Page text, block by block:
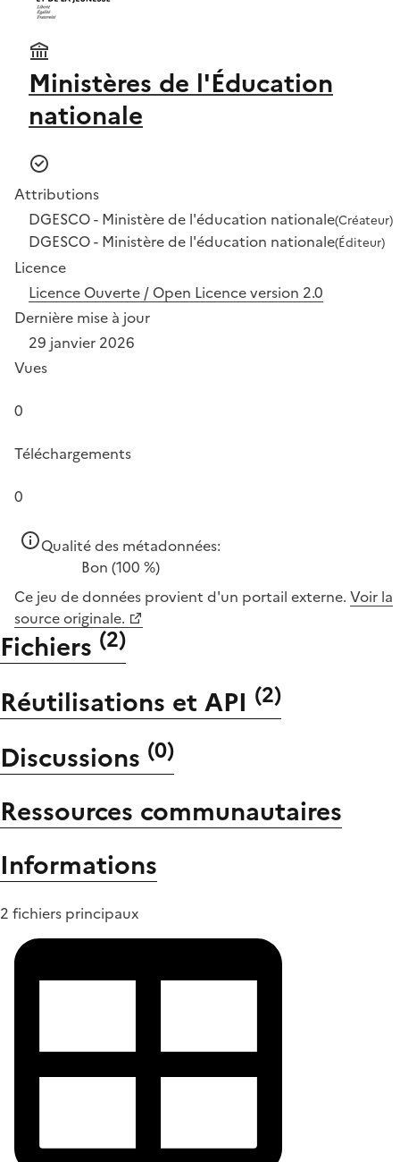
Ministères de l'Éducation
nationale
Attributions
DGESCO - Ministère de l'éducation nationale(Créateur)
DGESCO - Ministère de l'éducation nationale(Éditeur)
Licence
Licence Ouverte / Open Licence version 2.0
Dernière mise à jour
29 janvier 2026
Vues
0
Téléchargements
0
Qualité des métadonnées:
Bon (100 %)
Ce jeu de données provient d'un portail externe. Voir la
source originale.
Fichiers (2)
Réutilisations et API (2)
Discussions (0)
Ressources communautaires
Informations
2 fichiers principaux